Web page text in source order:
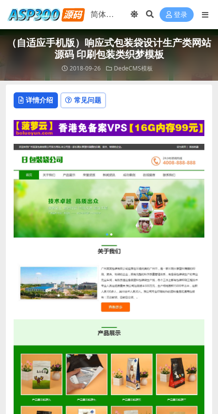
登录
（自适应手机版）响应式包装袋设计生产类网站
源码 印刷包装类织梦模板
2018-09-26 DedeCMS模板
详情介绍 常见问题